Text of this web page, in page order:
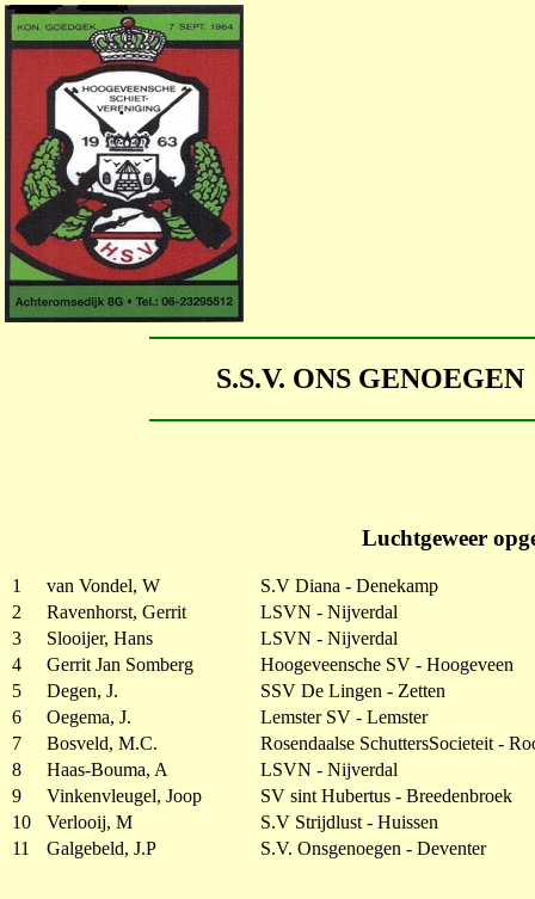
S.S.V. ONS
Luchtgeweer
1 van Vondel, W
S.V Diana - Denekamp
2
Ravenhorst, Gerrit
LSVN - Nijverdal
3
Slooijer, Hans
LSVN - Nijverdal
4
Gerrit Jan Somberg
Hoogeveensche SV - Hoogeveen
5
Degen, J.
SSV De Lingen - Zetten
6
Oegema, J.
Lemster SV - Lemster
7
Bosveld, M.C.
Rosendaalse SchuttersSocieteit -
8
Haas-Bouma, A
LSVN - Nijverdal
9
Vinkenvleugel, Joop
SV sint Hubertus - Breedenbroek
10
Verlooij, M
S.V Strijdlust - Huissen
11
Galgebeld, J.P S.V. Onsgenoegen - Deventer